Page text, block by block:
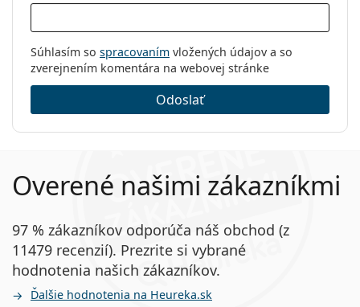
Súhlasím so spracovaním vložených údajov a so
zverejnením komentára na webovej stránke
Odoslať
Overené našimi zákazníkmi
97 % zákazníkov odporúča náš obchod (z
11479 recenzií). Prezrite si vybrané
hodnotenia našich zákazníkov.
Ďalšie hodnotenia na Heureka.sk